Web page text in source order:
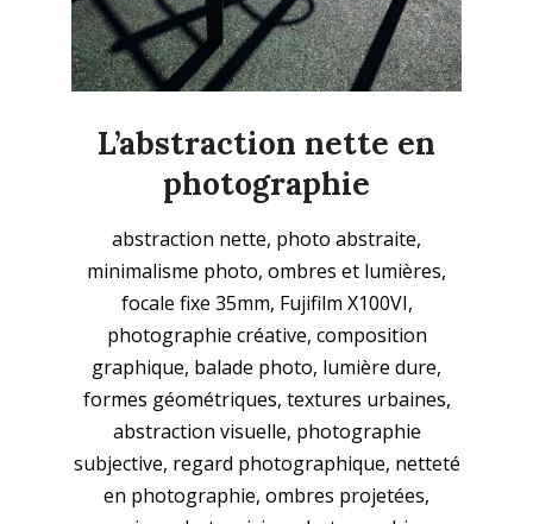
L’abstraction nette en
photographie
23
abstraction nette, photo abstraite,
minimalisme photo, ombres et lumières,
focale fixe 35mm, Fujifilm X100VI,
photographie créative, composition
graphique, balade photo, lumière dure,
formes géométriques, textures urbaines,
abstraction visuelle, photographie
subjective, regard photographique, netteté
en photographie, ombres projetées,